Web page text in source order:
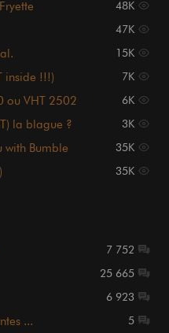
48K
47K
15K
inside !!!) 7K
ou VHT 2502
6K
la blague ? 3K
with Bumble
35K
35K
7 752
25 665
6 923
... 5